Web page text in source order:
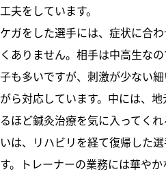
工夫をしています。
ケガをした選手には、症状に合
くありません。相手は中高生な
子も多いですが、刺激が少ない
がら対応しています。中には、
るほど鍼灸治療を気に入ってく
いは、リハビリを経て復帰した
す。トレーナーの業務には華や